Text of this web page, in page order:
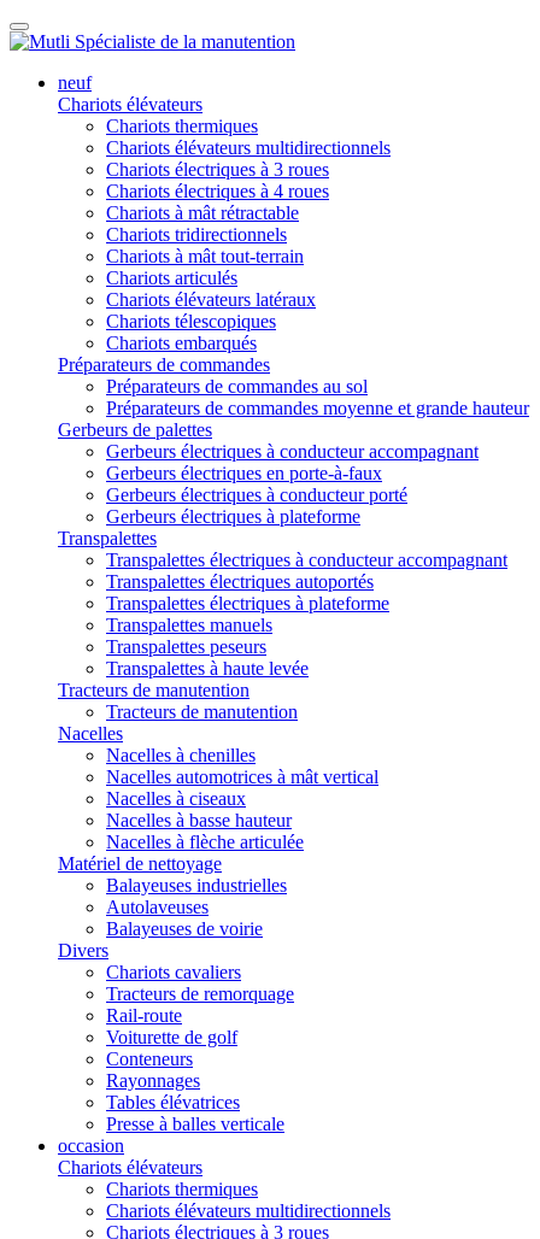
neuf
Chariots élévateurs
Chariots thermiques
Chariots élévateurs multidirectionnels
Chariots électriques à 3 roues
Chariots électriques à 4 roues
Chariots à mât rétractable
Chariots tridirectionnels
Chariots à mât tout-terrain
Chariots articulés
Chariots élévateurs latéraux
Chariots télescopiques
Chariots embarqués
Préparateurs de commandes
Préparateurs de commandes au sol
Préparateurs de commandes moyenne et grande hauteur
Gerbeurs de palettes
Gerbeurs électriques à conducteur accompagnant
Gerbeurs électriques en porte-à-faux
Gerbeurs électriques à conducteur porté
Gerbeurs électriques à plateforme
Transpalettes
Transpalettes électriques à conducteur accompagnant
Transpalettes électriques autoportés
Transpalettes électriques à plateforme
Transpalettes manuels
Transpalettes peseurs
Transpalettes à haute levée
Tracteurs de manutention
Tracteurs de manutention
Nacelles
Nacelles à chenilles
Nacelles automotrices à mât vertical
Nacelles à ciseaux
Nacelles à basse hauteur
Nacelles à flèche articulée
Matériel de nettoyage
Balayeuses industrielles
Autolaveuses
Balayeuses de voirie
Divers
Chariots cavaliers
Tracteurs de remorquage
Rail-route
Voiturette de golf
Conteneurs
Rayonnages
Tables élévatrices
Presse à balles verticale
occasion
Chariots élévateurs
Chariots thermiques
Chariots élévateurs multidirectionnels
Chariots électriques à 3 roues